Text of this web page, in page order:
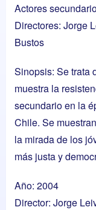
Actores
Directores: Jorge
Bustos
Sinopsis: Se trata
muestra la
secundario en la
Chile. Se
la mirada de los
más justa y
Año: 2004
Director: Jorge